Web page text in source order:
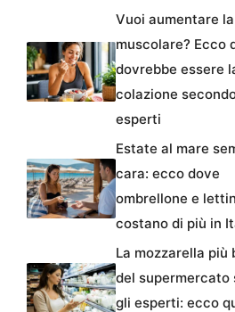
Vuoi aumentare
muscolare? Ecco
dovrebbe essere
colazione
esperti
Estate al mare
cara: ecco dove
ombrellone e
costano di più in
La mozzarella più
del supermercato
gli esperti: ecco